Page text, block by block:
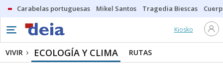
Carabelas portuguesas Mikel Santos Tragedia Biescas
Kiosko
VIVIR ECOLOGÍA Y CLIMA RUTAS